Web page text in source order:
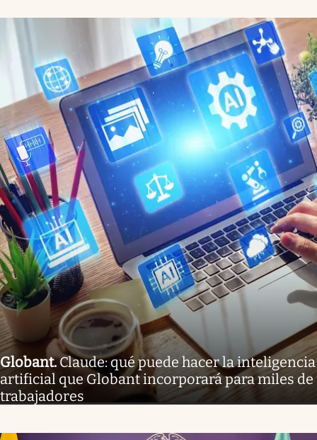
Globant.Claude: qué puede hacer la inteligencia
artificial que Globant incorporará para miles de
trabajadores